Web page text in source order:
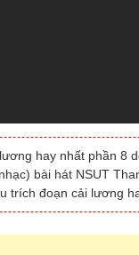
hay nhất phần 8
bài hát NSUT
trích đoạn cải lương